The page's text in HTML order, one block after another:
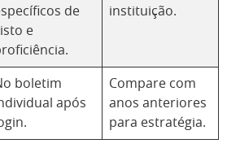
de
e
instituição.
boletim
após
Compare com
anos anteriores
para estratégia.